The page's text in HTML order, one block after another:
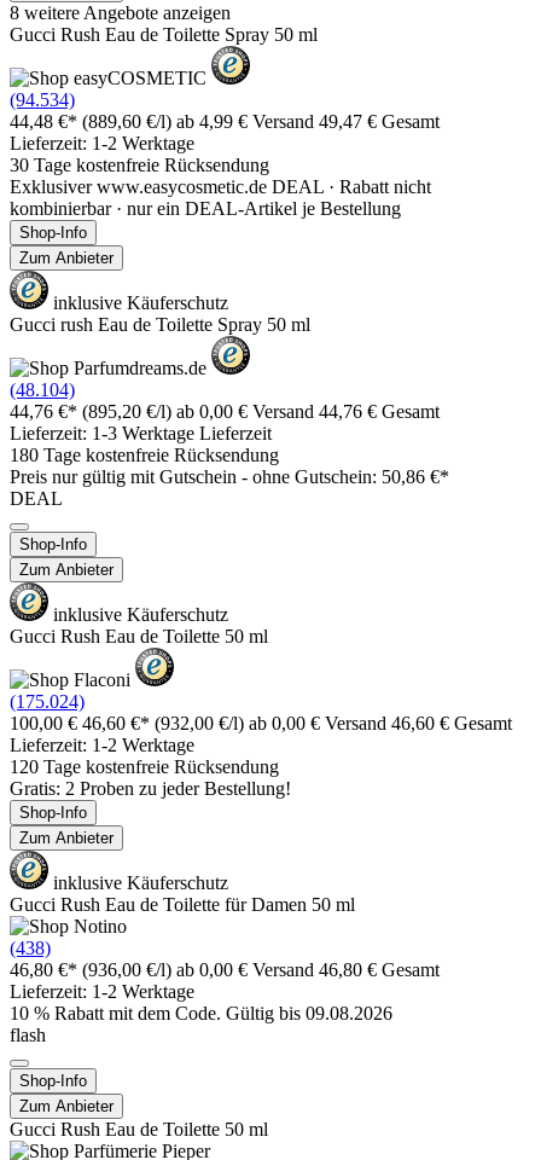
8 weitere Angebote anzeigen
Gucci Rush Eau de Toilette Spray 50 ml
(94.534)
44,48 €* (889,60 €/l) ab 4,99 € Versand 49,47 € Gesamt
Lieferzeit: 1-2 Werktage
30 Tage kostenfreie Rücksendung
Exklusiver www.easycosmetic.de DEAL · Rabatt nicht
kombinierbar · nur ein DEAL-Artikel je Bestellung
Shop-Info
Zum Anbieter
inklusive Käuferschutz
Gucci rush Eau de Toilette Spray 50 ml
(48.104)
44,76 €* (895,20 €/l) ab 0,00 € Versand 44,76 € Gesamt
Lieferzeit: 1-3 Werktage Lieferzeit
180 Tage kostenfreie Rücksendung
Preis nur gültig mit Gutschein - ohne Gutschein: 50,86 €*
DEAL
Shop-Info
Zum Anbieter
inklusive Käuferschutz
Gucci Rush Eau de Toilette 50 ml
(175.024)
100,00 € 46,60 €* (932,00 €/l) ab 0,00 € Versand 46,60 € Gesamt
Lieferzeit: 1-2 Werktage
120 Tage kostenfreie Rücksendung
Gratis: 2 Proben zu jeder Bestellung!
Shop-Info
Zum Anbieter
inklusive Käuferschutz
Gucci Rush Eau de Toilette für Damen 50 ml
(438)
46,80 €* (936,00 €/l) ab 0,00 € Versand 46,80 € Gesamt
Lieferzeit: 1-2 Werktage
10 % Rabatt mit dem Code. Gültig bis 09.08.2026
flash
Shop-Info
Zum Anbieter
Gucci Rush Eau de Toilette 50 ml